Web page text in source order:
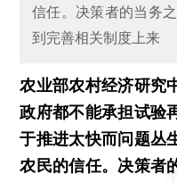
信任。决策者的当务
到完善相关制度上来
农业部农村经济研究
政府都不能承担试验
于推进太快而问题丛
农民的信任。决策者